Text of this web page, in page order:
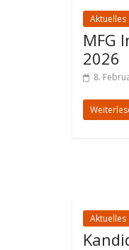
Aktuelles
MFG
2026
8.
Aktuelles